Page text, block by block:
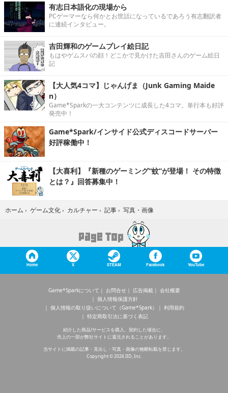
有志日本語化の現場から
PCゲーマーなら何かとお世話になっているであろう有志翻訳者
に連続インタビュー。
吉田輝和のゲームプレイ絵日記
もはやゲムスパの顔！どこかで見かけた吉田さんのゲーム絵日
記
【大人気4コマ】じゃんげま（Junk Gaming Maide
n）
Game*Sparkの一大コンテンツに成長した4コマ。単行本も好評
発売中！
Game*Spark/インサイド公式ディスコードサーバー
好評稼働中！
【大喜利】『新種のゲーミング“蚊”が登場！ その特徴
とは？』回答募集中！
ホーム › ゲーム文化 › カルチャー › 記事 › 写真・画像
Home X STEAM Facebook YouTube
Game*Sparkについて お問合せ 広告掲載
会社概要
個人情報保護方針
個人情報の取り扱いについて（Game*Spark）
利用規約
特定商取引法に基づく表記
紹介した商品/サービスを購入、契約した場合に、
売上の一部が弊社サイトに還元されることがあります。
当サイトに掲載の記事・見出し・写真・画像の無断転載を禁じます。
Copyright © 2026 IID, Inc.